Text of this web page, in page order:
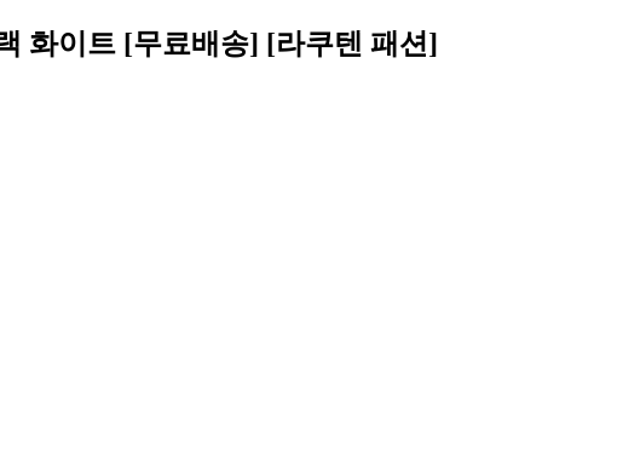
화이트 [무료배송] [라쿠텐 패션]